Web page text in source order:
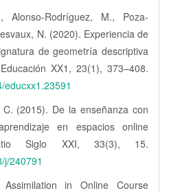
Alonso-Rodríguez, M., Poza-
N. (2020). Experiencia de
de geometría descriptiva
XX1, 23(1), 373–408.
(2015). De la enseñanza con
en espacios online
Siglo XXI, 33(3), 15.
j/240791
in Online Course